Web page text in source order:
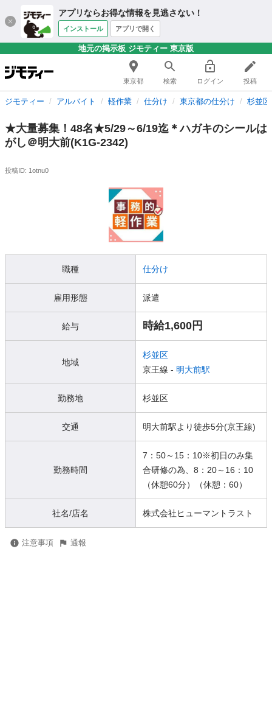
アプリならお得な情報を見逃さない！
インストール アプリで開く
地元の掲示板 ジモティー 東京版
東京都 検索 ログイン 投稿
ジモティー アルバイト 軽作業 仕分け 東京都の仕分け 杉並
★大量募集！48名★5/29～6/19迄＊ハガキのシールは
がし＠明大前(K1G-2342)
投稿ID: 1otnu0
職種 仕分け
雇用形態 派遣
給与 時給1,600円
地域
杉並区
京王線 - 明大前駅
勤務地 杉並区
交通 明大前駅より徒歩5分(京王線)
勤務時間
7：50～15：10※初日のみ集
合研修の為、8：20～16：10
（休憩60分）（休憩：60）
社名/店名 株式会社ヒューマントラスト
注意事項 通報